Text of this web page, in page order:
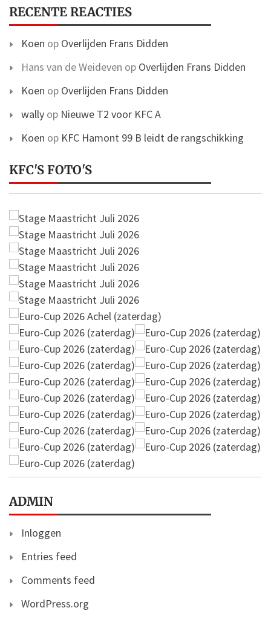
RECENTE REACTIES
Koen op Overlijden Frans Didden
Hans van de Weideven op Overlijden Frans Didden
Koen op Overlijden Frans Didden
wally op Nieuwe T2 voor KFC A
Koen op KFC Hamont 99 B leidt de rangschikking
KFC'S FOTO'S
ADMIN
Inloggen
Entries feed
Comments feed
WordPress.org